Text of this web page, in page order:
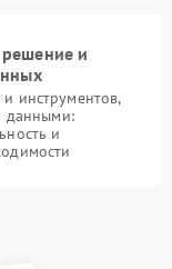
и
инструментов,
данными:
и